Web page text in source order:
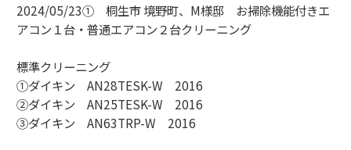
2024/05/23① 桐生市 境野町、M様邸 お掃除機能付きエ
アコン１台・普通エアコン２台クリーニング
標準クリーニング
①ダイキン AN28TESK-W 2016
②ダイキン AN25TESK-W 2016
③ダイキン AN63TRP-W 2016